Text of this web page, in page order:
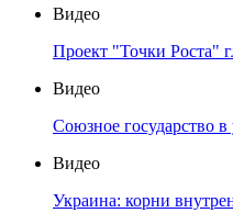
Видео
Проект "Точки Роста"
Видео
Союзное государство
Видео
Украина: корни